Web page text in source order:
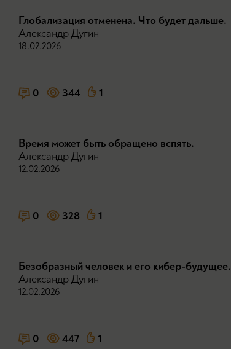
Глобализация отменена. Что будет дальше.
Александр Дугин
18.02.2026
0 344 1
Время может быть обращено вспять.
Александр Дугин
12.02.2026
0 328 1
Безобразный человек и его кибер-будущее.
Александр Дугин
12.02.2026
0 447 1